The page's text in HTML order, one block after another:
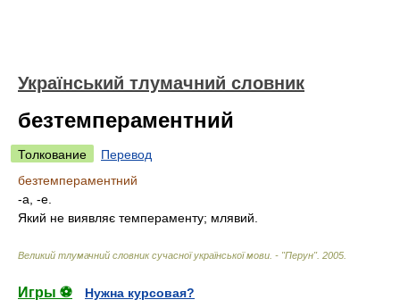
Український тлумачний словник
безтемпераментний
Толкование
Перевод
безтемпераментний
-а, -е.
Який не виявляє темпераменту; млявий.
Великий тлумачний словник сучасної української мови. - "Перун". 2005
Игры ⚽
Нужна курсовая?